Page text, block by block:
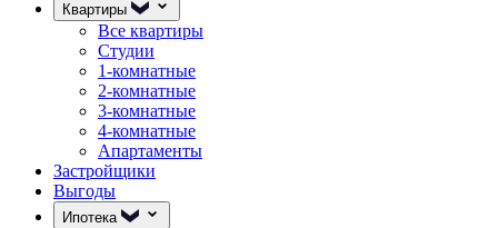
Квартиры
Все квартиры
Студии
1-комнатные
2-комнатные
3-комнатные
4-комнатные
Апартаменты
Застройщики
Выгоды
Ипотека